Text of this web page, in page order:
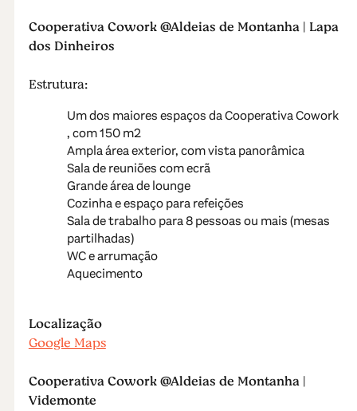
Cooperativa Cowork @Aldeias de Montanha | Lapa
dos Dinheiros
Estrutura:
Um dos maiores espaços da Cooperativa Cowork
, com 150 m2
Ampla área exterior, com vista panorâmica
Sala de reuniões com ecrã
Grande área de lounge
Cozinha e espaço para refeições
Sala de trabalho para 8 pessoas ou mais (mesas
partilhadas)
WC e arrumação
Aquecimento
Localização
Google Maps
Cooperativa Cowork @Aldeias de Montanha |
Videmonte